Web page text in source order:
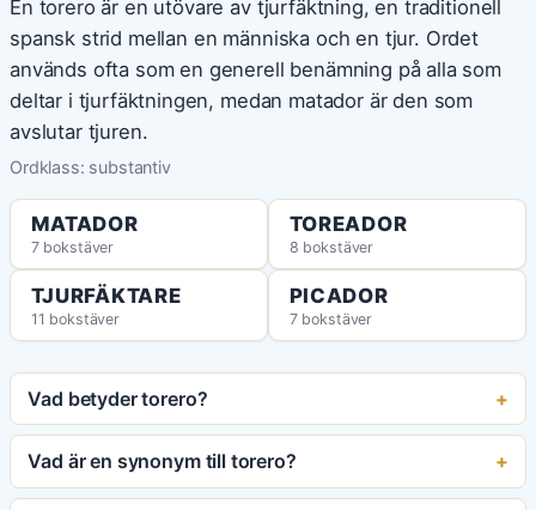
En torero är en utövare av tjurfäktning, en traditionell
spansk strid mellan en människa och en tjur. Ordet
används ofta som en generell benämning på alla som
deltar i tjurfäktningen, medan matador är den som
avslutar tjuren.
Ordklass: substantiv
MATADOR
7 bokstäver
TOREADOR
8 bokstäver
TJURFÄKTARE
11 bokstäver
PICADOR
7 bokstäver
Vad betyder torero?
Vad är en synonym till torero?